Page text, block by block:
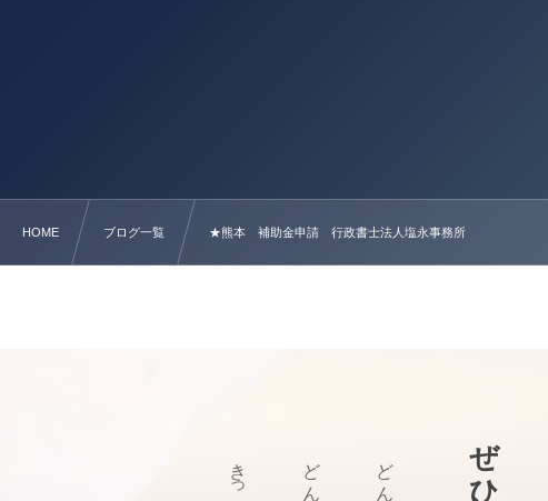
HOME ブログ一覧 ★熊本 補助金申請 行政書士法人塩永事務所